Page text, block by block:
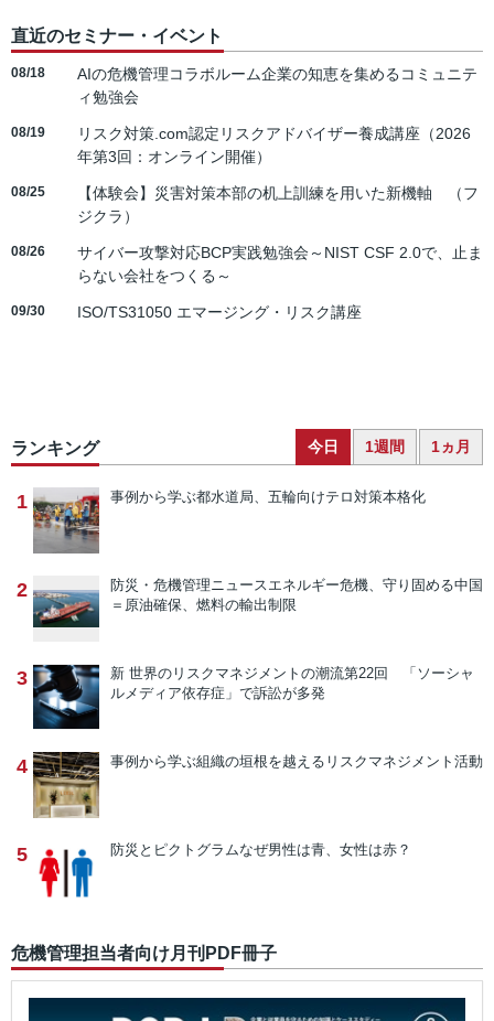
直近のセミナー・イベント
08/18
AIの危機管理コラボルーム企業の知恵を集めるコミュニテ
ィ勉強会
08/19
リスク対策.com認定リスクアドバイザー養成講座（2026
年第3回：オンライン開催）
08/25
【体験会】災害対策本部の机上訓練を用いた新機軸 （フ
ジクラ）
08/26
サイバー攻撃対応BCP実践勉強会～NIST CSF 2.0で、止ま
らない会社をつくる～
09/30 ISO/TS31050 エマージング・リスク講座
ランキング 今日 1週間 1ヵ月
1 事例から学ぶ都水道局、五輪向けテロ対策本格化
2 防災・危機管理ニュースエネルギー危機、守り固める中国
＝原油確保、燃料の輸出制限
3 新 世界のリスクマネジメントの潮流第22回 「ソーシャ
ルメディア依存症」で訴訟が多発
4 事例から学ぶ組織の垣根を越えるリスクマネジメント活動
5 防災とピクトグラムなぜ男性は青、女性は赤？
危機管理担当者向け月刊PDF冊子